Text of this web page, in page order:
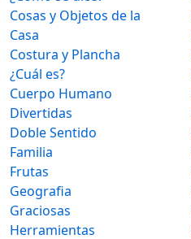
Cosas y Objetos de la
Casa
Costura y Plancha
¿Cuál es?
Cuerpo Humano
Divertidas
Doble Sentido
Familia
Frutas
Geografia
Graciosas
Herramientas